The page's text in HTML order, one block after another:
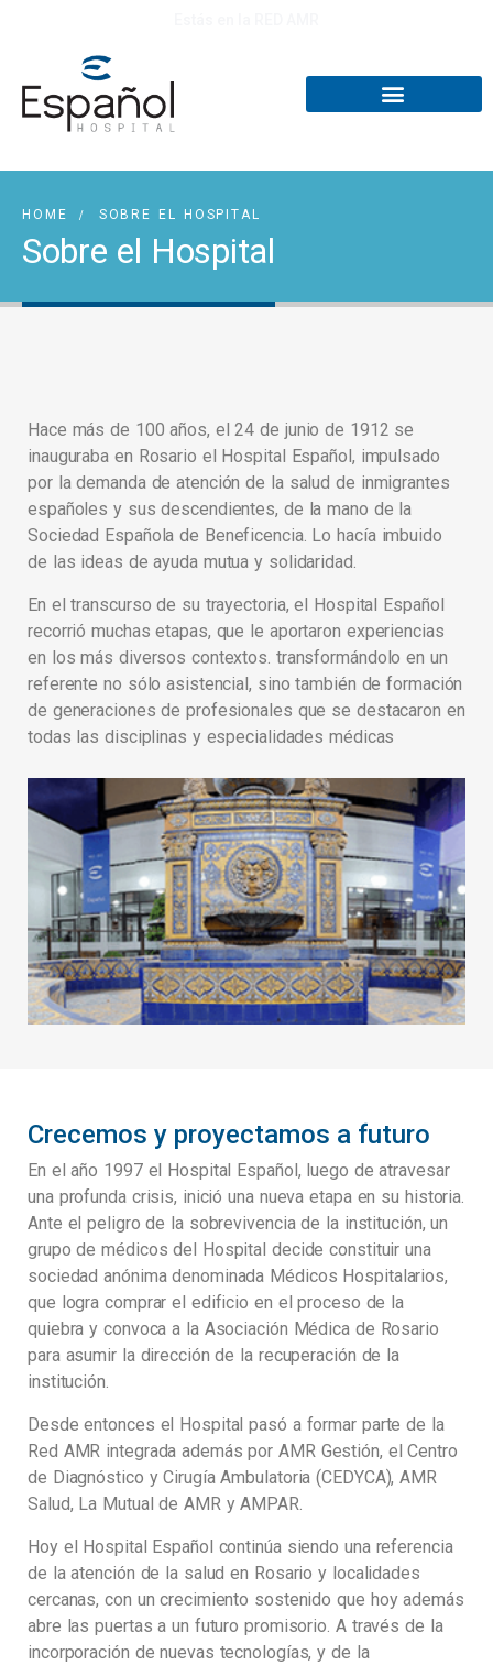
HOME SOBRE EL HOSPITAL
Sobre el Hospital
Hace más de 100 años, el 24 de junio de 1912 se
inauguraba en Rosario el Hospital Español, impulsado
por la demanda de atención de la salud de inmigrantes
españoles y sus descendientes, de la mano de la
Sociedad Española de Beneficencia. Lo hacía imbuido
de las ideas de ayuda mutua y solidaridad.
En el transcurso de su trayectoria, el Hospital Español
recorrió muchas etapas, que le aportaron experiencias
en los más diversos contextos. transformándolo en un
referente no sólo asistencial, sino también de formación
de generaciones de profesionales que se destacaron en
todas las disciplinas y especialidades médicas
Crecemos y proyectamos a futuro
En el año 1997 el Hospital Español, luego de atravesar
una profunda crisis, inició una nueva etapa en su historia.
Ante el peligro de la sobrevivencia de la institución, un
grupo de médicos del Hospital decide constituir una
sociedad anónima denominada Médicos Hospitalarios,
que logra comprar el edificio en el proceso de la
quiebra y convoca a la Asociación Médica de Rosario
para asumir la dirección de la recuperación de la
institución.
Desde entonces el Hospital pasó a formar parte de la
Red AMR integrada además por AMR Gestión, el Centro
de Diagnóstico y Cirugía Ambulatoria (CEDYCA), AMR
Salud, La Mutual de AMR y AMPAR.
Hoy el Hospital Español continúa siendo una referencia
de la atención de la salud en Rosario y localidades
cercanas, con un crecimiento sostenidoque hoy además
abre las puertas a un futuro promisorio. A través de la
incorporación de nuevas tecnologías, y de la